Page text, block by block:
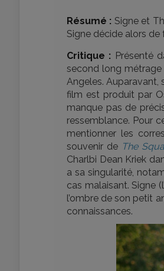
Résumé : Signe et
Signe décide alors de
Critique : Présenté
second long métrage
Angeles. Auparavant,
film est produit par
manque pas de
ressemblance. Pour
mentionner les
souvenir de The
Charlbi Dean Kriek
a sa singularité,
cas malaisant. Signe
l’ombre de son petit
connaissances.